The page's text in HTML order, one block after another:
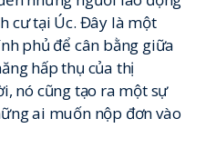
cư tại Úc. Đây là một
phủ để cân bằng giữa
hấp thụ của thị
nó cũng tạo ra một sự
ai muốn nộp đơn vào